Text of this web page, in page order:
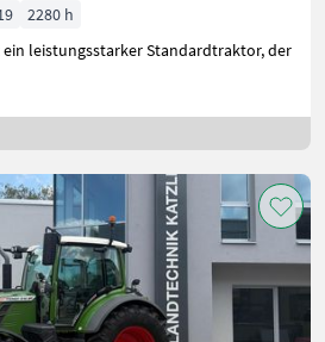
2280 h
ein leistungsstarker Standardtraktor, der